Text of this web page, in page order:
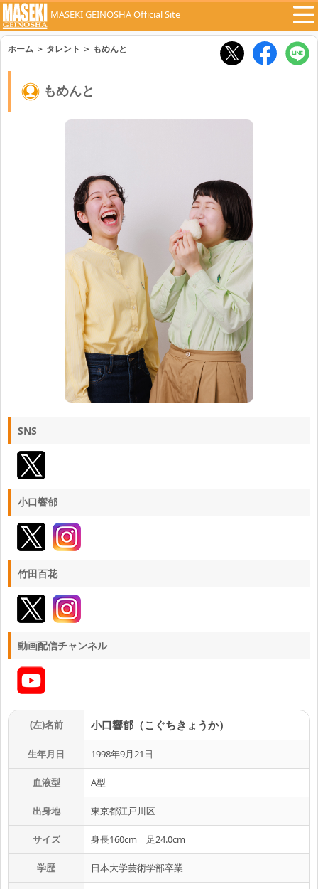
MASEKI GEINOSHA Official Site
ホーム ＞ タレント ＞ もめんと
もめんと
SNS
小口響郁
竹田百花
動画配信チャンネル
(左)名前 小口響郁（こぐちきょうか）
生年月日 1998年9月21日
血液型 A型
出身地 東京都江戸川区
サイズ 身長160cm 足24.0cm
学歴 日本大学芸術学部卒業